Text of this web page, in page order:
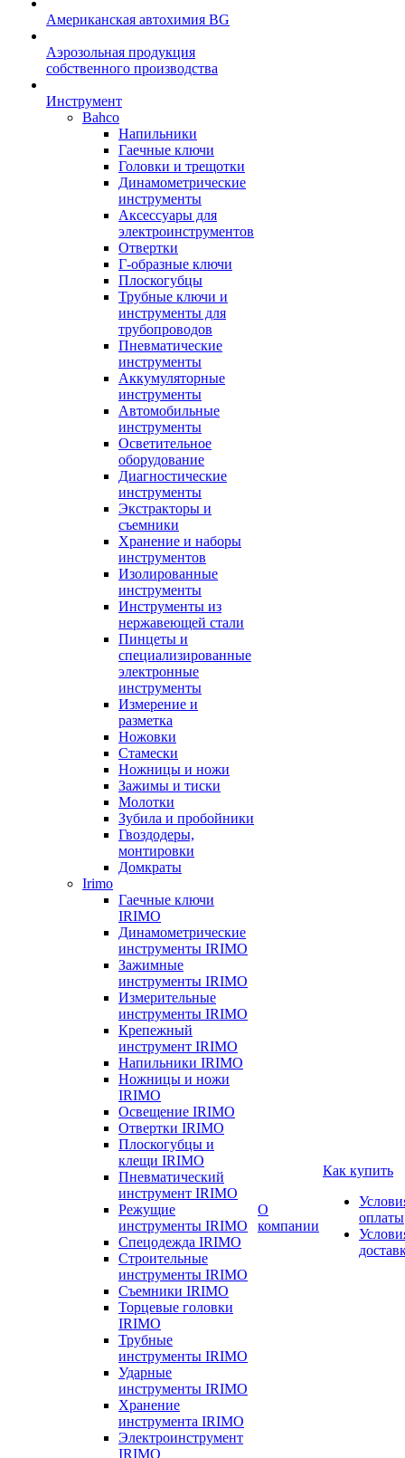
Американская автохимия BG
Аэрозольная продукция
собственного производства
Инструмент
Bahco
Напильники
Гаечные ключи
Головки и трещотки
Динамометрические
инструменты
Аксессуары для
электроинструментов
Отвертки
Г-образные ключи
Плоскогубцы
Трубные ключи и
инструменты для
трубопроводов
Пневматические
инструменты
Аккумуляторные
инструменты
Автомобильные
инструменты
Осветительное
оборудование
Диагностические
инструменты
Экстракторы и
съемники
Хранение и наборы
инструментов
Изолированные
инструменты
Инструменты из
нержавеющей стали
Пинцеты и
специализированные
электронные
инструменты
Измерение и
разметка
Ножовки
Стамески
Ножницы и ножи
Зажимы и тиски
Молотки
Зубила и пробойники
Гвоздодеры,
монтировки
Домкраты
Irimo
Гаечные ключи
IRIMO
Динамометрические
инструменты IRIMO
Зажимные
инструменты IRIMO
Измерительные
инструменты IRIMO
Крепежный
инструмент IRIMO
Напильники IRIMO
Ножницы и ножи
IRIMO
Освещение IRIMO
Отвертки IRIMO
Плоскогубцы и
клещи IRIMO
Пневматический
инструмент IRIMO
Режущие
инструменты IRIMO
Спецодежда IRIMO
Строительные
инструменты IRIMO
Съемники IRIMO
Торцевые головки
IRIMO
Трубные
инструменты IRIMO
Ударные
инструменты IRIMO
Хранение
инструмента IRIMO
Электроинструмент
IRIMO
О
компании
Как купить
оплаты